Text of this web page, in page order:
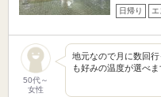
日帰り
50代～
女性
地元なので月に数回
も好みの温度が選べ